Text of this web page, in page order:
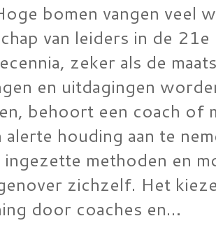
bomen vangen veel
van leiders in de
zeker als de
en uitdagingen
behoort een coach of
alerte houding aan te
methoden en
zichzelf. Het
door coaches en…